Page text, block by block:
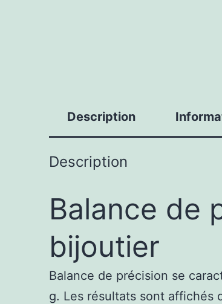
Description
Description
Balance de
bijoutier
Balance de précision se
g. Les résultats sont affichés